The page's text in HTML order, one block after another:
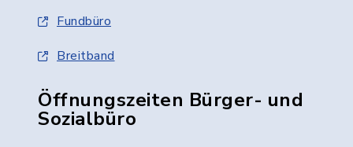
Fundbüro
Breitband
Öffnungszeiten Bürger- und
Sozialbüro